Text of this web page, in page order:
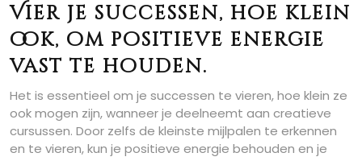
Vier je successen, hoe klein
ook, om positieve energie
vast te houden.
Het is essentieel om je successen te vieren, hoe klein ze
ook mogen zijn, wanneer je deelneemt aan creatieve
cursussen. Door zelfs de kleinste mijlpalen te erkennen
en te vieren, kun je positieve energie behouden en je